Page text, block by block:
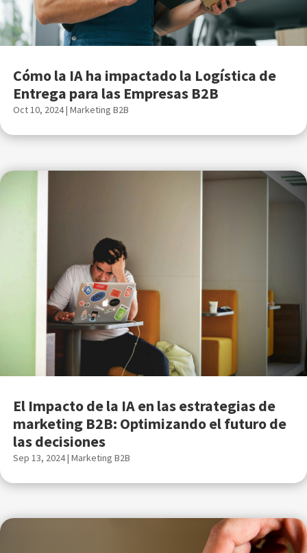
Cómo la IA ha impactado la Logística de
Entrega para las Empresas B2B
Oct 10, 2024| Marketing B2B
El Impacto de la IA en las estrategias de
marketing B2B: Optimizando el futuro de
las decisiones
Sep 13, 2024| Marketing B2B